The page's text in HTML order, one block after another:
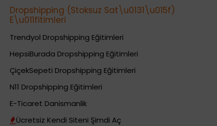
Dropshipping (Stoksuz Sat\u0131\u015f)
E\u011fitimleri
Trendyol Dropshipping Eğitimleri
HepsiBurada Dropshipping Eğitimleri
ÇiçekSepeti Dropshipping Eğitimleri
N11 Dropshipping Eğitimleri
E-Ticaret Danismanlik
Ücretsiz Kendi Siteni Şimdi Aç